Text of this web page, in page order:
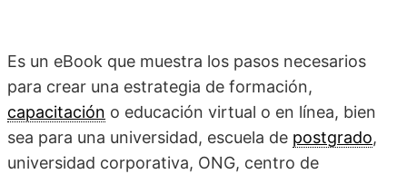
Es un eBook que muestra los pasos necesarios
para crear una estrategia de formación,
capacitación o educación virtual o en línea, bien
sea para una universidad, escuela de postgrado,
universidad corporativa, ONG, centro de